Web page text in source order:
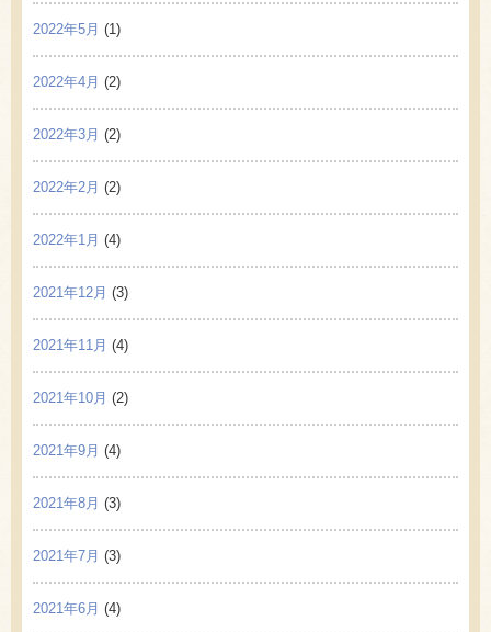
2022年5月 (1)
2022年4月 (2)
2022年3月 (2)
2022年2月 (2)
2022年1月 (4)
2021年12月 (3)
2021年11月 (4)
2021年10月 (2)
2021年9月 (4)
2021年8月 (3)
2021年7月 (3)
2021年6月 (4)